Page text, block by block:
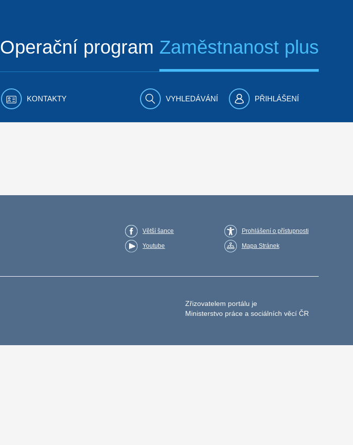
Operační program Zaměstnanost plus
KONTAKTY VYHLEDÁVÁNÍ PŘIHLÁŠENÍ
Větší šance
Youtube
Prohlášení o přístupnosti
Mapa Stránek
Zřizovatelem portálu je
Ministerstvo práce a sociálních věcí ČR